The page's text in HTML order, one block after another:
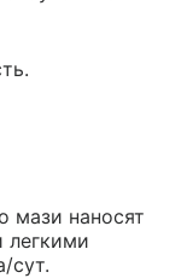
мази наносят
легкими
сут.